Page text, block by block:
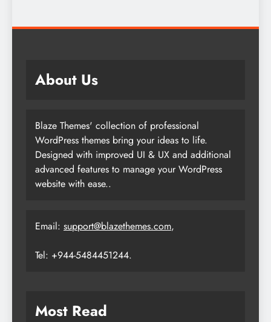
About Us
Blaze Themes' collection of professional
WordPress themes bring your ideas to life.
Designed with improved UI & UX and additional
advanced features to manage your WordPress
website with ease..
Email: support@blazethemes.com,
Tel: +944-5484451244.
Most Read